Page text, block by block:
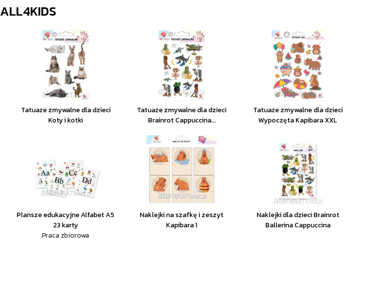
ALL4KIDS
Tatuaże zmywalne dla dzieci
Koty i kotki
Tatuaże zmywalne dla dzieci
Brainrot Cappuccina...
Tatuaże zmywalne dla dzieci
Wypoczęta Kapibara XXL
Plansze edukacyjne Alfabet A5
23 karty
Praca zbiorowa
Naklejki na szafkę i zeszyt
Kapibara 1
Naklejki dla dzieci Brainrot
Ballerina Cappuccina